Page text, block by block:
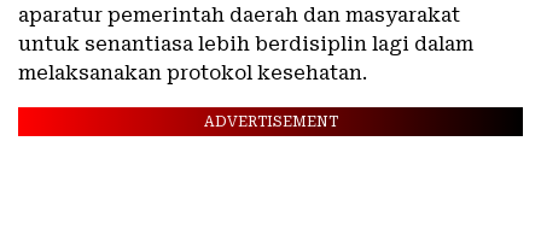
aparatur pemerintah daerah dan masyarakat
untuk senantiasa lebih berdisiplin lagi dalam
melaksanakan protokol kesehatan.
ADVERTISEMENT